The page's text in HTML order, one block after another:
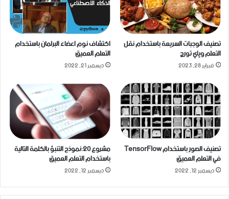
تصنيف الوجبات السريعة باستخدام نقل
التعلم وپاي تورچ
فبراير 28, 2023
اكتشاف نوم اعضاء البرلمان باستخدام
التعلم العميق
ديسمبر 21, 2022
تصنيف الصور باستخدام TensorFlow
في التعلم العميق
ديسمبر 12, 2022
مشروع 20:نموذج التنبؤ بالكلمة التالية
باستخدام التعلم العميق
ديسمبر 12, 2022